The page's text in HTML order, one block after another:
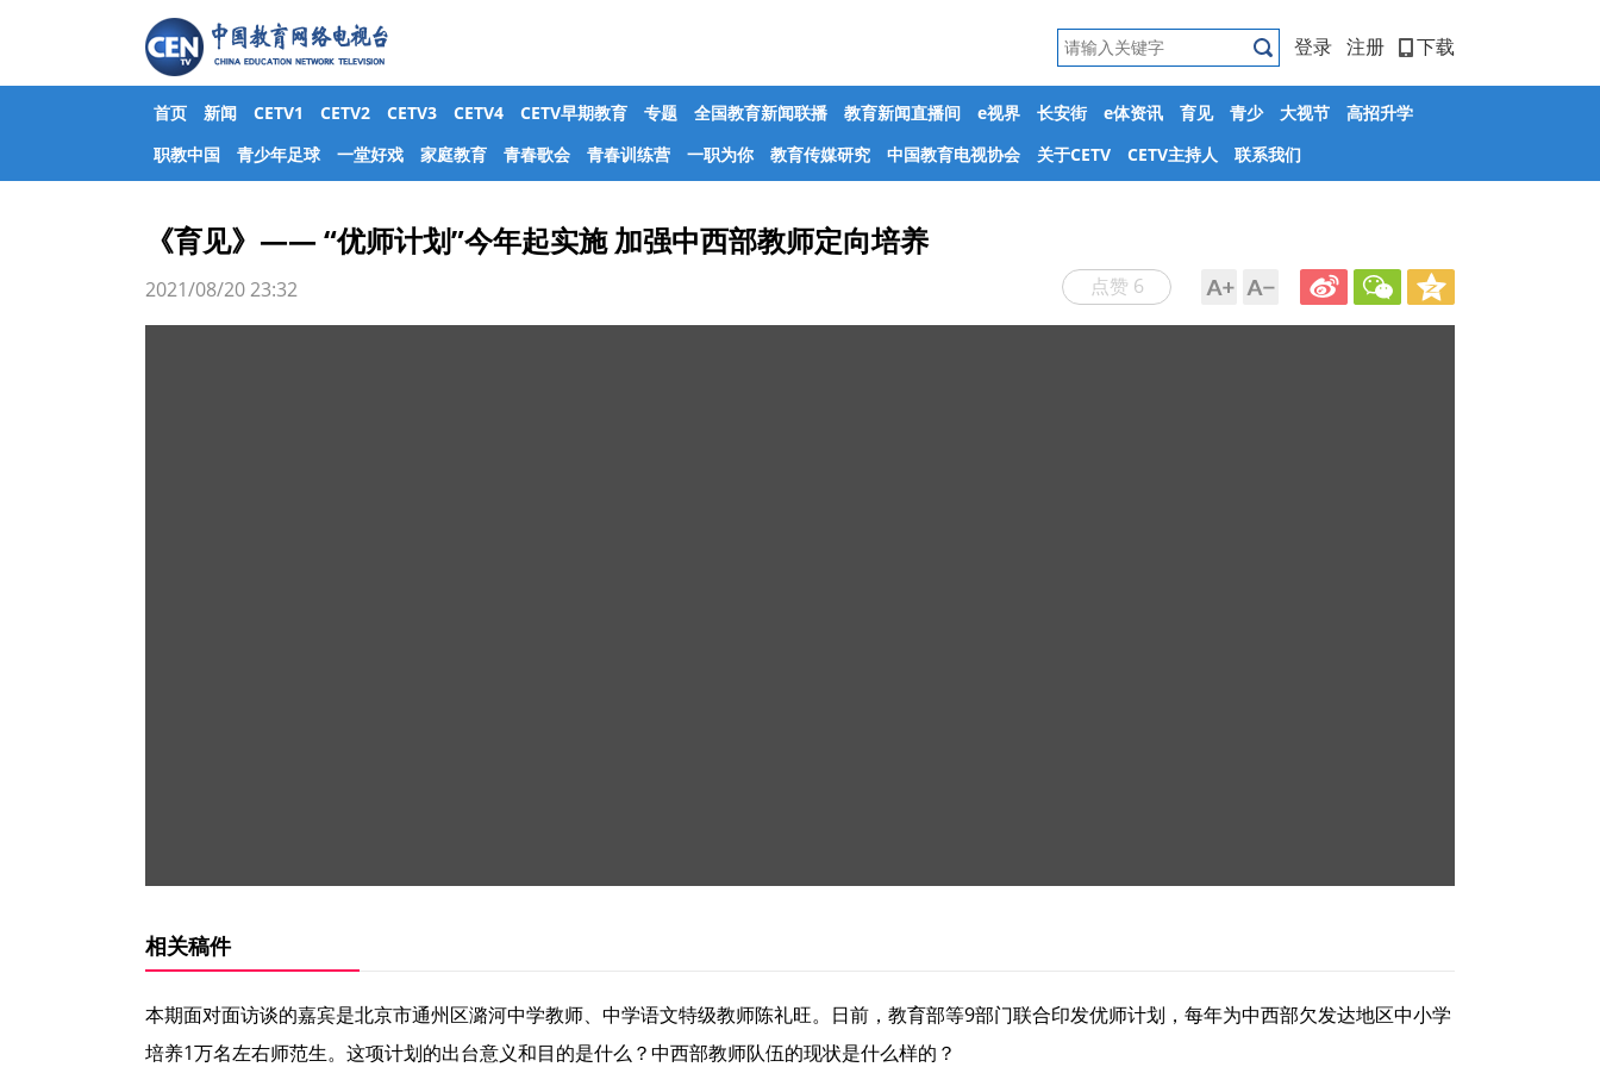
登录 注册 下载
首页 新闻 CETV1 CETV2 CETV3 CETV4 CETV早期教育 专题 全国教育新闻联播 教育新闻直播间 e视界 长安街 e体资讯 育见 青少 大视节
高招升学
职教中国
青少年足球 一堂好戏 家庭教育 青春歌会 青春训练营 一职为你 教育传媒研究 中国教育电视协会 关于CETV CETV主持人 联系我们
《育见》—— “优师计划”今年起实施 加强中西部教师定向培养
点赞 6
2021/08/20 23:32
相关稿件
本期面对面访谈的嘉宾是北京市通州区潞河中学教师、中学语文特级教师陈礼旺。日前，教育部等9部门联合印发优师计划，每年为中西部欠发达地区中小学
培养1万名左右师范生。这项计划的出台意义和目的是什么？中西部教师队伍的现状是什么样的？